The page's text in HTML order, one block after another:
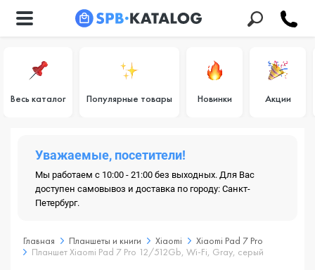
Весь каталог Популярные товары Новинки Акции
Уважаемые, посетители!
Мы работаем с 10:00 - 21:00 без выходных. Для Вас
доступен самовывоз и доставка по городу: Санкт-
Петербург.
Главная Планшеты и книги Xiaomi
Xiaomi Pad 7 Pro
Планшет Xiaomi Pad 7 Pro 12/512Gb, Wi-Fi, Gray, серый